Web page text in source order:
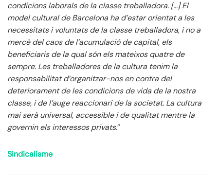
condicions laborals de la classe treballadora. […] El
model cultural de Barcelona ha d’estar orientat a les
necessitats i voluntats de la classe treballadora, i no a
mercè del caos de l’acumulació de capital, els
beneficiaris de la qual són els mateixos quatre de
sempre. Les treballadores de la cultura tenim la
responsabilitat d’organitzar-nos en contra del
deteriorament de les condicions de vida de la nostra
classe, i de l’auge reaccionari de la societat. La cultura
mai serà universal, accessible i de qualitat mentre la
governin els interessos privats.”
Sindicalisme